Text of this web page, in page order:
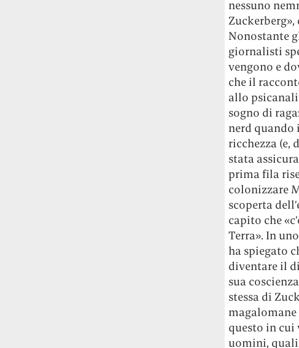
nessuno
Zuckerberg»,
Nonostante
giornalisti
vengono e
che il
allo
sogno di
nerd quando
ricchezza (e,
stata
prima fila
colonizzare
scoperta
capito che
Terra». In
ha spiegato
diventare il
sua
stessa di
questo in
uomini,